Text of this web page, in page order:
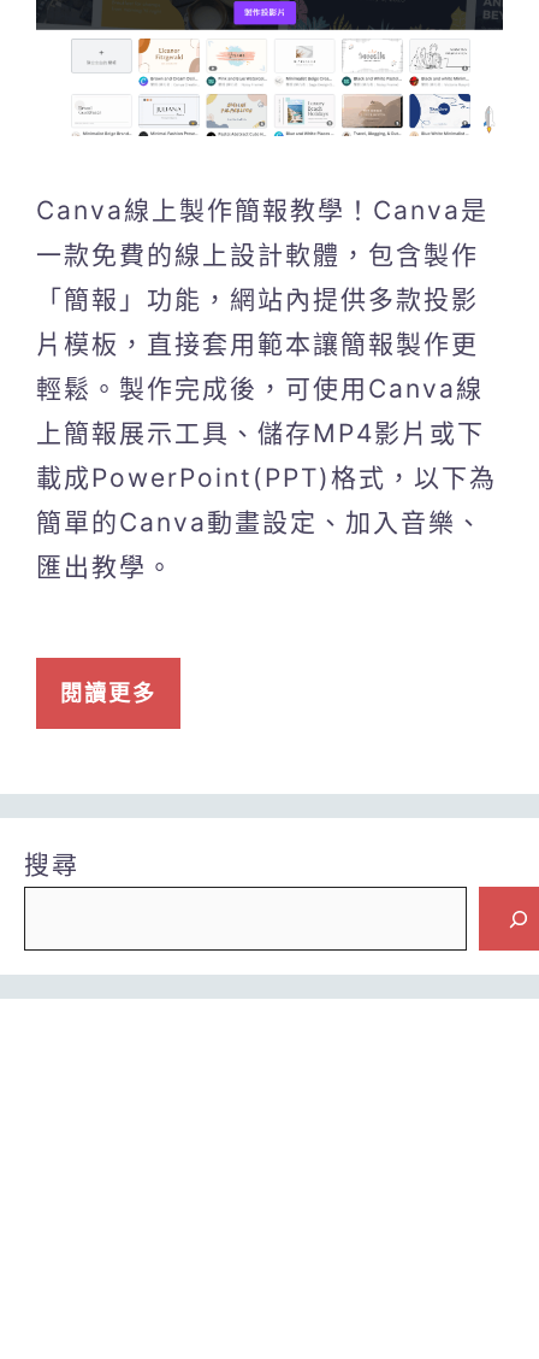
Canva線上製作簡報教學！Canva是
一款免費的線上設計軟體，包含製作
「簡報」功能，網站內提供多款投影
片模板，直接套用範本讓簡報製作更
輕鬆。製作完成後，可使用Canva線
上簡報展示工具、儲存MP4影片或下
載成PowerPoint(PPT)格式，以下為
簡單的Canva動畫設定、加入音樂、
匯出教學。
閱讀更多
搜尋